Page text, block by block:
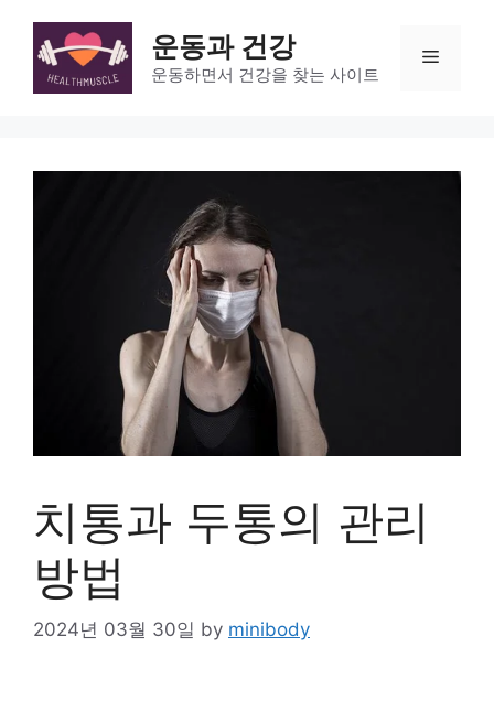
content
운동과 건강
운동하면서 건강을 찾는 사이트
Menu
치통과 두통의 관리
방법
2024년 03월 30일 by minibody